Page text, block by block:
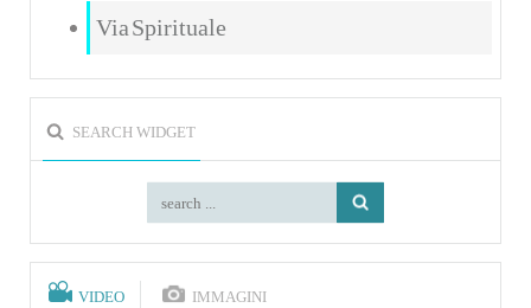
Via Spirituale
SEARCH WIDGET
VIDEO IMMAGINI